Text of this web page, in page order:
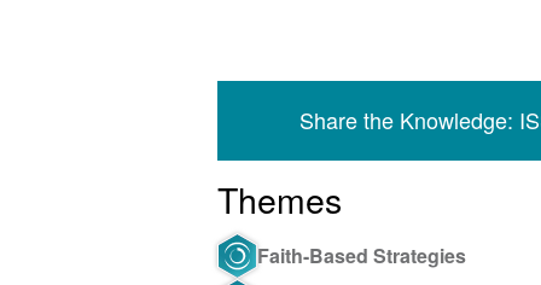
Share the Knowledge:
Themes
Faith-Based Strategies